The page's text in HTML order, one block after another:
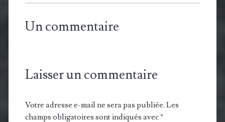
Un commentaire
Laisser un commentaire
Votre adresse e-mail ne sera pas publiée. Les
champs obligatoires sont indiqués avec*